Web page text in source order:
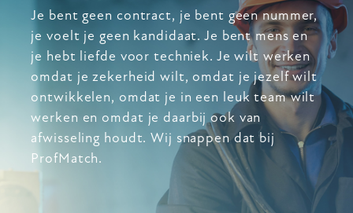
Je bent geen contract, je bent geen nummer,
je voelt je geen kandidaat. Je bent mens en
je hebt liefde voor techniek. Je wilt werken
omdat je zekerheid wilt, omdat je jezelf wilt
ontwikkelen, omdat je in een leuk team wilt
werken en omdat je daarbij ook van
afwisseling houdt. Wij snappen dat bij
ProfMatch.